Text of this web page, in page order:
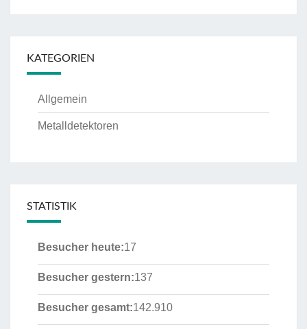
KATEGORIEN
Allgemein
Metalldetektoren
STATISTIK
Besucher heute:17
Besucher gestern:137
Besucher gesamt:142.910